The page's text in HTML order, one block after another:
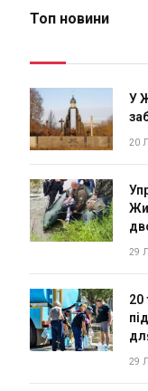
Топ новини
У
20
29
20
29